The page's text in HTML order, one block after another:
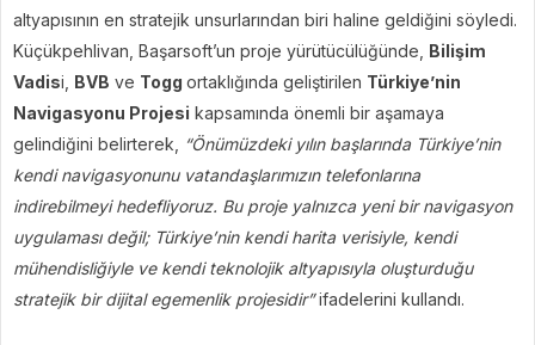
altyapısının en stratejik unsurlarından biri haline geldiğini söyledi.
Küçükpehlivan, Başarsoft’un proje yürütücülüğünde, Bilişim
Vadisi, BVB ve Togg ortaklığında geliştirilen Türkiye’nin
Navigasyonu Projesi kapsamında önemli bir aşamaya
gelindiğini belirterek,
“Önümüzdeki yılın başlarında Türkiye’nin
kendi navigasyonunu vatandaşlarımızın telefonlarına
indirebilmeyi hedefliyoruz. Bu proje yalnızca yeni bir navigasyon
uygulaması değil; Türkiye’nin kendi harita verisiyle, kendi
mühendisliğiyle ve kendi teknolojik altyapısıyla oluşturduğu
stratejik bir dijital egemenlik projesidir”ifadelerini kullandı.